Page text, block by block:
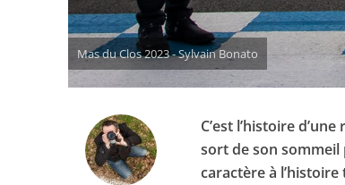
Mas du Clos 2023 - Sylvain Bonato
C’est l’histoire
sort de son
caractère à